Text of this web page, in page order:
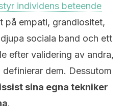
individens beteende
på empati, grandiositet,
sociala band och ett
efter validering av andra,
dem. Dessutom
sina egna tekniker
.